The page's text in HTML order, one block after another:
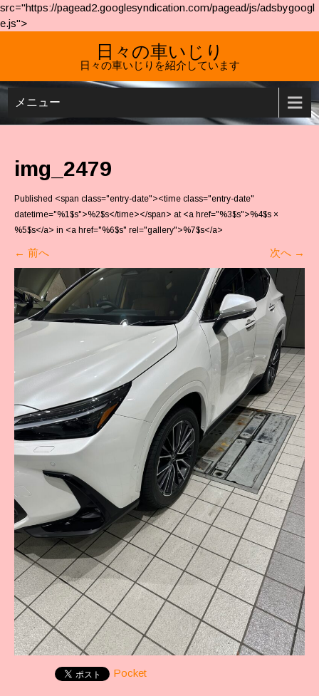
src="https://pagead2.googlesyndication.com/pagead/js/adsbygoogl
e.js">
日々の車いじり
日々の車いじりを紹介しています
メニュー
img_2479
Published <span class="entry-date"><time class="entry-date"
datetime="%1$s">%2$s</time></span> at <a href="%3$s">%4$s ×
%5$s</a> in <a href="%6$s" rel="gallery">%7$s</a>
← 前へ 次へ →
Pocket